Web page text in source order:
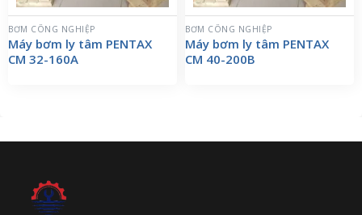
BƠM CÔNG NGHIỆP
Máy bơm ly tâm PENTAX
CM 32-160A
BƠM CÔNG NGHIỆP
Máy bơm ly tâm PENTAX
CM 40-200B